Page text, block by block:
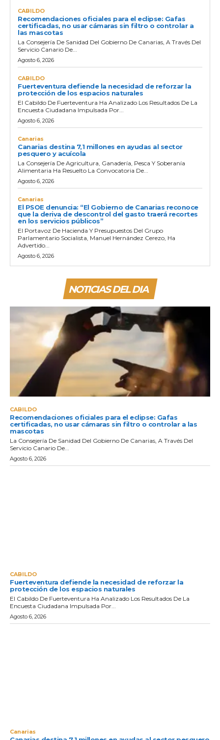
CABILDO
Recomendaciones oficiales para el eclipse: Gafas
certificadas, no usar cámaras sin filtro o controlar a
las mascotas
La Consejería De Sanidad Del Gobierno De Canarias, A Través Del
Servicio Canario De...
Agosto 6, 2026
CABILDO
Fuerteventura defiende la necesidad de reforzar la
protección de los espacios naturales
El Cabildo De Fuerteventura Ha Analizado Los Resultados De La
Encuesta Ciudadana Impulsada Por...
Agosto 6, 2026
Canarias
Canarias destina 7,1 millones en ayudas al sector
pesquero y acuícola
La Consejería De Agricultura, Ganadería, Pesca Y Soberanía
Alimentaria Ha Resuelto La Convocatoria De...
Agosto 6, 2026
Canarias
El PSOE denuncia: “El Gobierno de Canarias reconoce
que la deriva de descontrol del gasto traerá recortes
en los servicios públicos”
El Portavoz De Hacienda Y Presupuestos Del Grupo
Parlamentario Socialista, Manuel Hernández Cerezo, Ha
Advertido...
Agosto 6, 2026
NOTICIAS DEL DIA
CABILDO
Recomendaciones oficiales para el eclipse: Gafas
certificadas, no usar cámaras sin filtro o controlar a las
mascotas
La Consejería De Sanidad Del Gobierno De Canarias, A Través Del
Servicio Canario De...
Agosto 6, 2026
CABILDO
Fuerteventura defiende la necesidad de reforzar la
protección de los espacios naturales
El Cabildo De Fuerteventura Ha Analizado Los Resultados De La
Encuesta Ciudadana Impulsada Por...
Agosto 6, 2026
Canarias